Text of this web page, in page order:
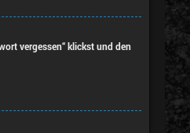
vergessen“ klickst und den